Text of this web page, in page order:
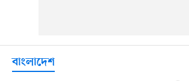
বাংলাদেশ